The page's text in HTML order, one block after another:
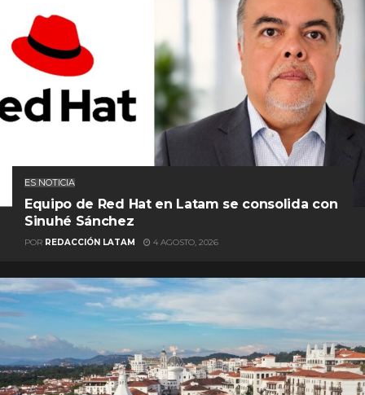
ES NOTICIA
Equipo de Red Hat en Latam se consolida con
Sinuhé Sánchez
POR REDACCIÓN LATAM 4 AGOSTO, 2026